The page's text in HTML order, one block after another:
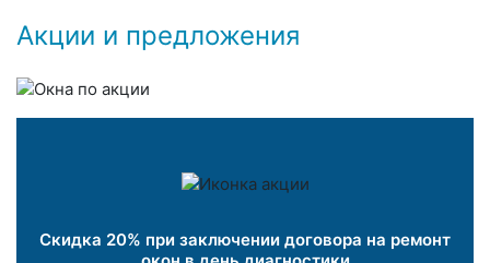
Акции и предложения
Скидка 20% при заключении договора на ремонт